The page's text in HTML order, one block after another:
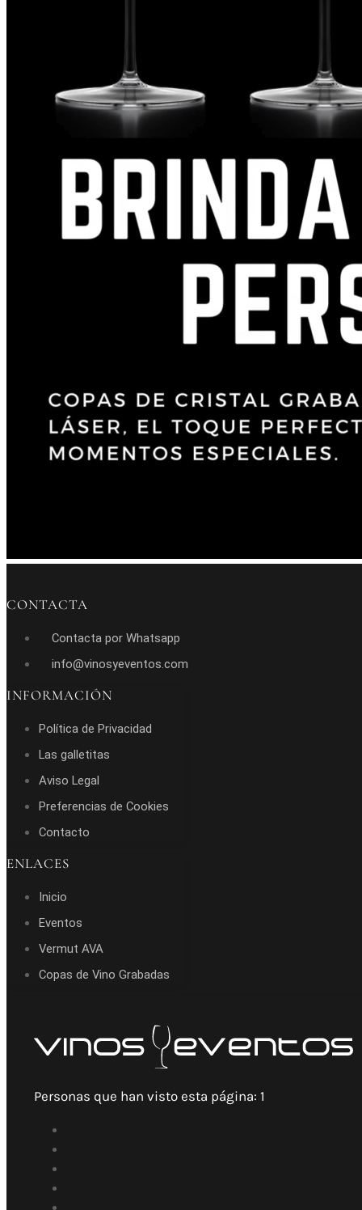
CONTACTA
Contacta por Whatsapp
info@vinosyeventos.com
INFORMACIÓN
Política de Privacidad
Las galletitas
Aviso Legal
Preferencias de Cookies
Contacto
ENLACES
Inicio
Eventos
Vermut AVA
Copas de Vino Grabadas
Personas que han visto esta página: 1